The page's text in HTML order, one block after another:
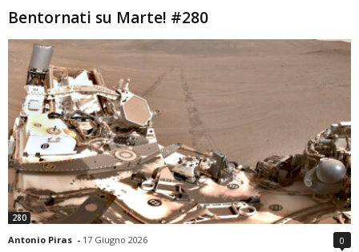
Bentornati su Marte! #280
280
Antonio Piras - 17 Giugno 2026 0